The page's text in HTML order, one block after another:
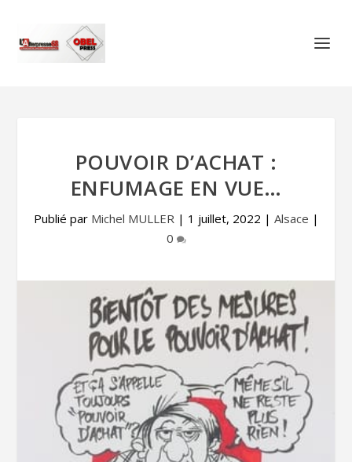
POUVOIR D’ACHAT :
ENFUMAGE EN VUE…
Publié par Michel MULLER| 1 juillet, 2022 | Alsace |
0